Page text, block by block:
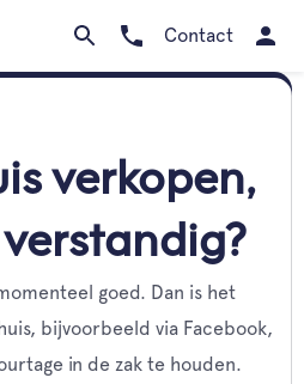
Contact
verkopen,
goed. Dan is het
bijvoorbeeld via Facebook,
in de zak te houden.